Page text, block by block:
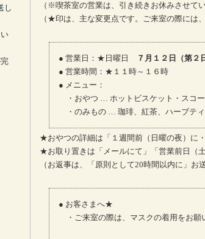
（※喫茶室の営業は、引き続きお休みさせて
（★印は、主な変更点です。ご来室の際には
● 営業日：★日曜日 ７月１２日（第２
● 営業時間：★１１時～１６時
● メニュー：
・おやつ … ホットビスケット・スコー
・のみもの … 珈琲、紅茶、ハーブテ
★おやつの詳細は「１週間前（日曜の夜）に
★お取り置きは「メールにて」「営業前日（
（お返事は、「原則として20時間以内に」お
● お客さまへ★
・ご来室の際は、マスクの着用をお願
し